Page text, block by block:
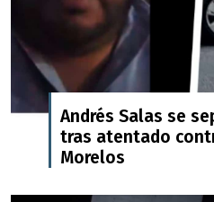
Andrés Salas se
tras atentado
Morelos